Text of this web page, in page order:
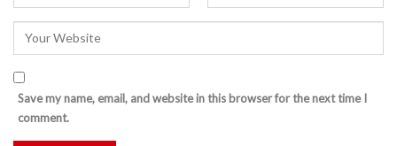
Save my name, email, and website in this browser for the next time I
comment.